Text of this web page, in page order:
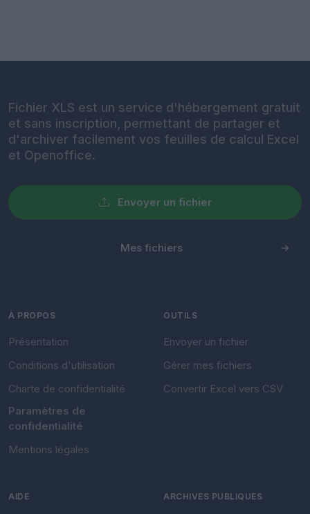
Fichier XLS est un service d'hébergement gratuit
et sans inscription, permettant de partager et
d'archiver facilement vos feuilles de calcul Excel
et Openoffice.
Envoyer un fichier
Mes fichiers
À PROPOS
Présentation
Conditions d'utilisation
Charte de confidentialité
Paramètres de
confidentialité
Mentions légales
OUTILS
Envoyer un fichier
Gérer mes fichiers
Convertir Excel vers CSV
AIDE ARCHIVES PUBLIQUES